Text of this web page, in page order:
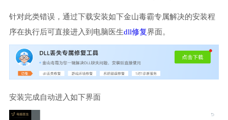
针对此类错误，通过下载安装如下金山毒霸专属解决的安装程
序在执行后可直接进入到电脑医生dll修复界面。
安装完成自动进入如下界面